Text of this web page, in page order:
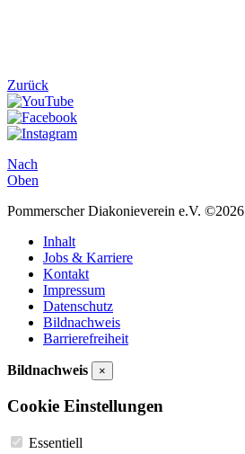
Zurück
Nach
Oben
Pommerscher Diakonieverein e.V. ©2026
Inhalt
Jobs & Karriere
Kontakt
Impressum
Datenschutz
Bildnachweis
Barrierefreiheit
Bildnachweis ×
Cookie Einstellungen
Essentiell